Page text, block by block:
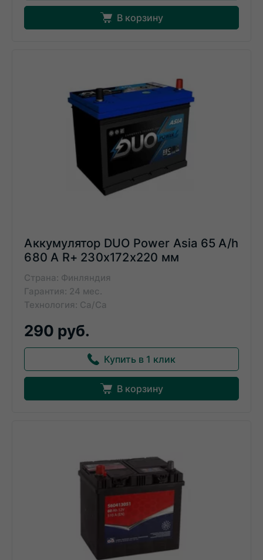
В корзину
Аккумулятор DUO Power Asia 65 A/h
680 A R+ 230x172x220 мм
Страна: Финляндия
Гарантия: 24 мес.
Технология: Ca/Ca
290 руб.
Купить в 1 клик
В корзину